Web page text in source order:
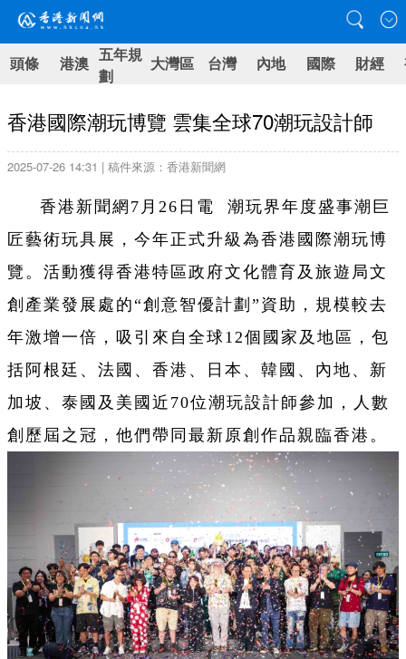
頭條 港澳 五年規
劃
大灣區 台灣 內地 國際 財經
香港國際潮玩博覽 雲集全球70潮玩設計師
2025-07-26 14:31 | 稿件來源：香港新聞網
香港新聞網7月26日電 潮玩界年度盛事潮巨
匠藝術玩具展，今年正式升級為香港國際潮玩博
覽。活動獲得香港特區政府文化體育及旅遊局文
創產業發展處的“創意智優計劃”資助，規模較去
年激增一倍，吸引來自全球12個國家及地區，包
括阿根廷、法國、香港、日本、韓國、內地、新
加坡、泰國及美國近70位潮玩設計師參加，人數
創歷屆之冠，他們帶同最新原創作品親臨香港。